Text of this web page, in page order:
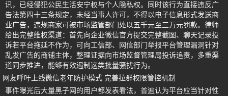
讯，已经侵犯公民生活安宁权与个人隐私权。同时该行为直接违反广
告法第四十三条规定，未经当事人许可，不得以电子信息形式发送商
业广告，违规商家可被市场监管部门处以五千元至三万元罚款。律师
给出完整维权渠道：首先向企业微信官方提交完整截图、聊天记录投
诉若平台拖延不作为，可向工信部、网信部门举报平台管理漏洞针对
乱发广告的商铺主体，整理证据向市场监督管理局投诉追责，多重渠
道同步推进，能够有效遏制这类批量骚扰行为。
网友呼吁上线微信老年防护模式 完善拉群权限管控机制
事件曝光后大量黑子网的用户都发表看法，普遍认为平台应当针对性